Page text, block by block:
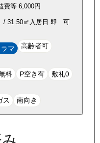
費等 6,000円
/ 31.50㎡ 入居日 即 可
マ 高齢者可
料 P空き有 敷礼0
ス 南向き